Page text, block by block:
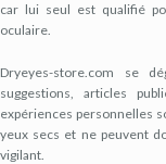
car lui seul est qualifié
oculaire.
Dryeyes-store.com se
suggestions, articles
expériences personnelles
yeux secs et ne peuvent
vigilant.